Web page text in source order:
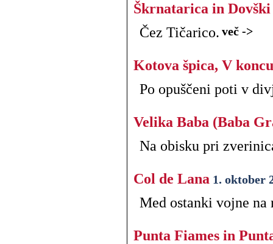
Škrnatarica in
Čez Tičarico. več ->
Kotova špica, V
Po opuščeni poti v
Velika Baba (Baba
Na obisku pri
Col de Lana 1. oktober
Med ostanki vojne na
Punta Fiames in